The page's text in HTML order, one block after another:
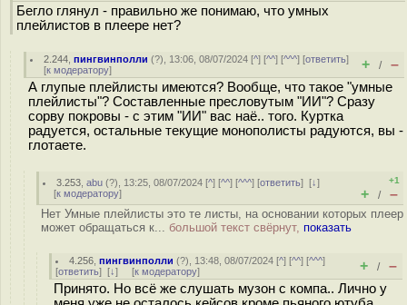
Бегло глянул - правильно же понимаю, что умных
плейлистов в плеере нет?
2.244 ,пингвинполли (?), 13:06, 08/07/2024 [^] [^^] [^^^] [ответить]
[к модератору] + / –
А глупые плейлисты имеются? Вообще, что такое "умные
плейлисты"? Составленные пресловутым "ИИ"? Сразу
сорву покровы - с этим "ИИ" вас наё.. того. Куртка
радуется, остальные текущие монополисты радуются, вы -
глотаете.
3.253 ,abu (?), 13:25, 08/07/2024 [^] [^^] [^^^] [ответить][↓]
[к модератору]
+1
+ / –
Нет Умные плейлисты это те листы, на основании которых плеер
может обращаться к... большой текст свёрнут, показать
4.256 ,пингвинполли (?), 13:48, 08/07/2024 [^] [^^] [^^^]
[ответить] [↓] [к модератору] + / –
Принято. Но всё же слушать музон с компа.. Лично у